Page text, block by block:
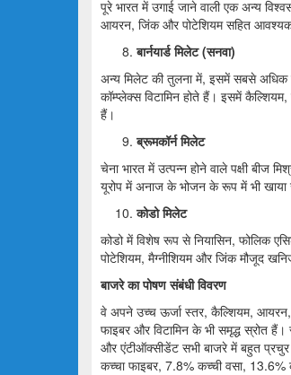
पूरे भारत में उगाई जाने वाली एक अन्य
आयरन, जिंक और पोटेशियम सहित आवश्यक
बार्नयार्डमिलेट(सनवा)
अन्य मिलेट की तुलना में, इसमें सबसे अधिक
कॉम्प्लेक्स विटामिन होते हैं। इसमें
हैं।
ब्रूमकॉर्नमिलेट
चेना भारत में उत्पन्न होने वाले पक्षी बीज
यूरोप में अनाज के भोजन के रूप में भी खाया
कोडोमिलेट
कोडो में विशेष रूप से नियासिन, फोलिक
पोटेशियम, मैग्नीशियम और जिंक मौजूद
बाजरे का पोषण संबंधी विवरण
वे अपने उच्च ऊर्जा स्तर, कैल्शियम, आयरन,
फाइबर और विटामिन के भी समृद्ध स्रोत
और एंटीऑक्सीडेंट सभी बाजरे में बहुत
कच्चा फाइबर, 7.8% कच्ची वसा, 13.6%